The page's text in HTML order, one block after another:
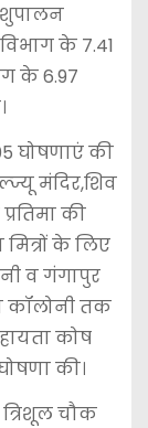
के 7.41
के 6.97
घोषणाएं की
मंदिर,शिव
की
के लिए
व गंगापुर
कॉलोनी तक
कोष
की।
त्रिशूल चौक